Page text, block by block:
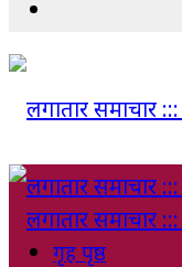
गृह पृष्ठ